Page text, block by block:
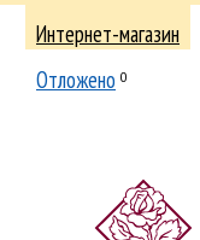
Интернет-магазин
Отложено 0